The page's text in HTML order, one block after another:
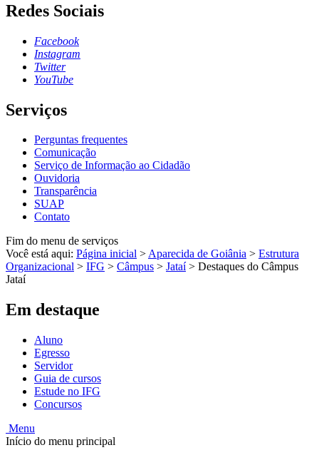
Redes Sociais
Facebook
Instagram
Twitter
YouTube
Serviços
Perguntas frequentes
Comunicação
Serviço de Informação ao Cidadão
Ouvidoria
Transparência
SUAP
Contato
Fim do menu de serviços
Você está aqui: Página inicial >Aparecida de Goiânia > Estrutura
Organizacional > IFG > Câmpus > Jataí > Destaques do Câmpus
Jataí
Em destaque
Aluno
Egresso
Servidor
Guia de cursos
Estude no IFG
Concursos
Menu
Início do menu principal